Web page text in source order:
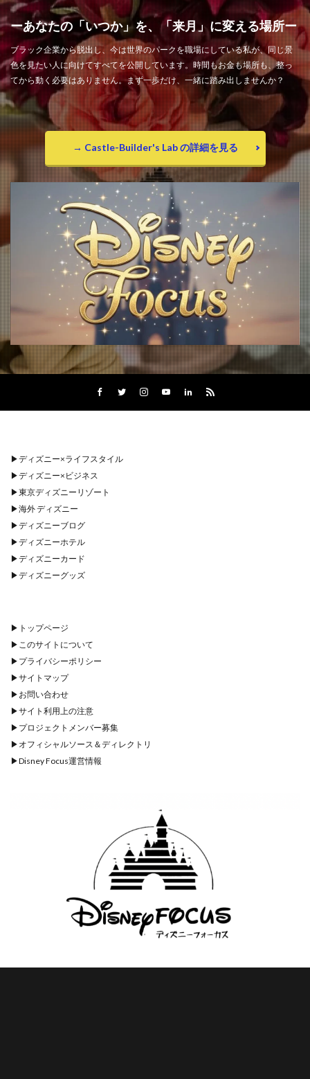
ーあなたの「いつか」を、「来月」に変える場所ー
ブラック企業から脱出し、今は世界のパークを職場にしている私が、同じ景
色を見たい人に向けてすべてを公開しています。時間もお金も場所も、整っ
てから動く必要はありません。まず一歩だけ、一緒に踏み出しませんか？
→ Castle-Builder's Lab の詳細を見る
▶︎ディズニー×ライフスタイル
▶︎ディズニー×ビジネス
▶︎東京ディズニーリゾート
▶︎海外 ディズニー
▶︎ディズニーブログ
▶︎ディズニーホテル
▶︎ディズニーカード
▶︎ディズニーグッズ
▶︎ トップページ
▶︎ このサイトについて
▶︎ プライバシーポリシー
▶︎サイトマップ
▶︎ お問い合わせ
▶︎サイト利用上の注意
▶︎ プロジェクトメンバー募集
▶︎ オフィシャルソース＆ディレクトリ
▶︎Disney Focus運営情報